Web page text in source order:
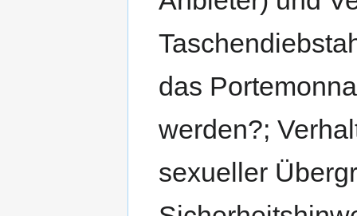
das
werden?;
sexueller